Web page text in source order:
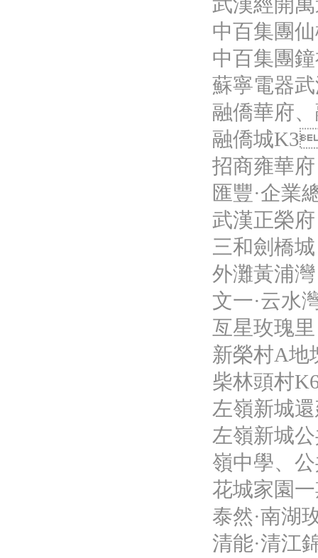
中百集團
中百集團
蘇寧電器
融僑華府、
融僑城
招商雍華府
匯豐·企業
武漢正榮府
三和劍橋城
外灘黃浦灣
文一·云水
亙星玫瑰里
新榮村A地
柴林頭村
左嶺新城還
左嶺新城公
嶺中學、公
花城家園一
泰然·南湖玫
清能·清